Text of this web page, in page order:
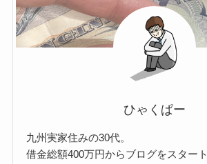
ひゃくぱー
九州実家住みの30代。
借金総額400万円からブログをスタート